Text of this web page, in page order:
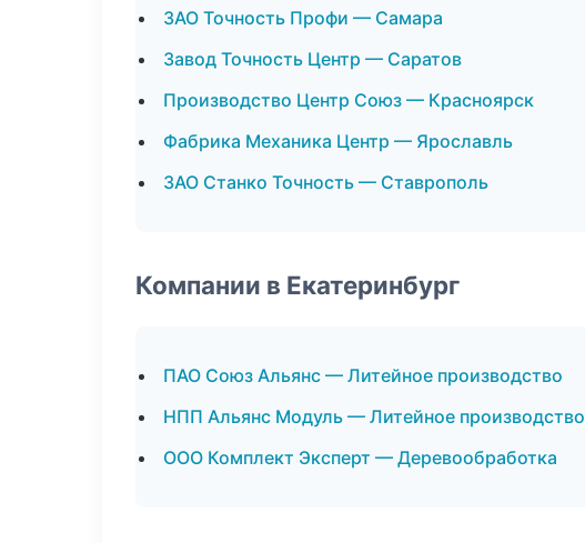
ЗАО Точность Профи — Самара
Завод Точность Центр — Саратов
Производство Центр Союз — Красноярск
Фабрика Механика Центр — Ярославль
ЗАО Станко Точность — Ставрополь
Компании в Екатеринбург
ПАО Союз Альянс — Литейное производство
НПП Альянс Модуль — Литейное производство
ООО Комплект Эксперт — Деревообработка